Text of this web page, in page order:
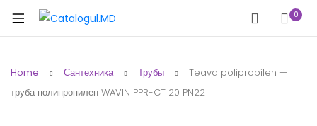
0
Home Сантехника Трубы
Teava polipropilen —
труба полипропилен WAVIN PPR-CT 20 PN22